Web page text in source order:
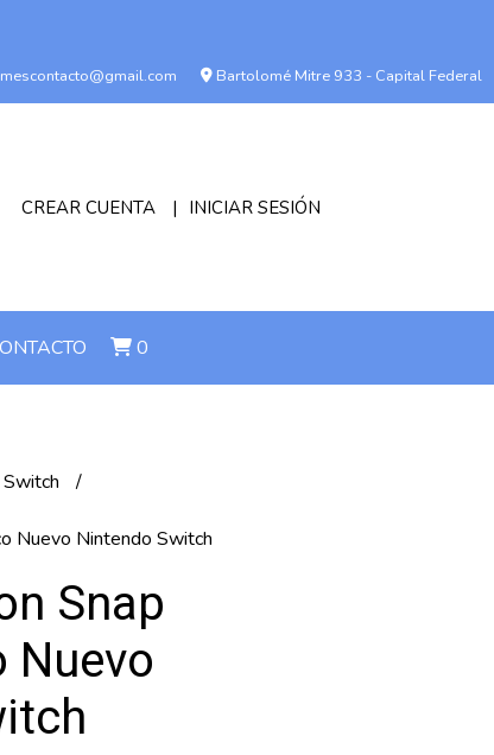
Bartolomé Mitre 933 - Capital Federal
CREAR CUENTA INICIAR SESIÓN
0
Nuevo Nintendo Switch
Snap